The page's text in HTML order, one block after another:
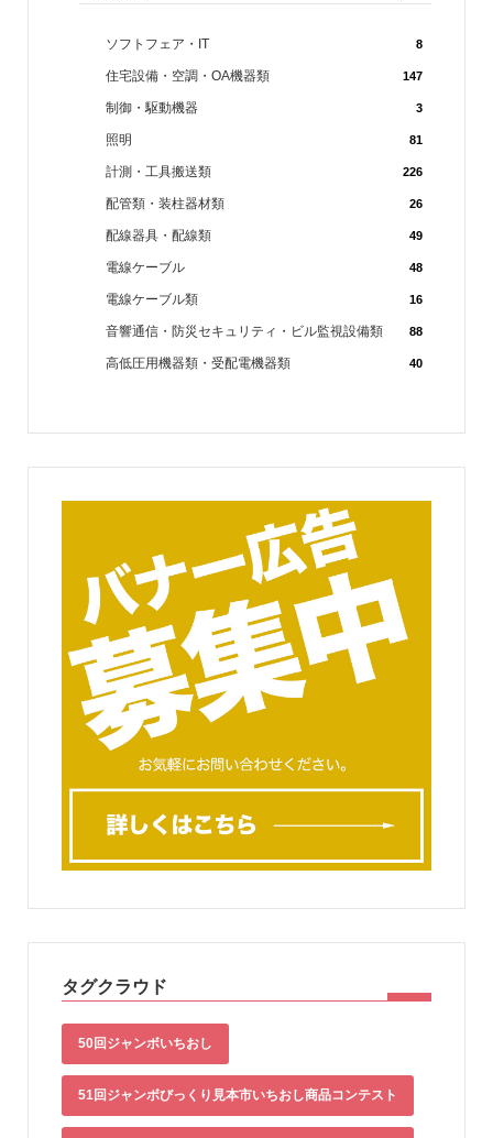
ソフトフェア・IT 8
住宅設備・空調・OA機器類 147
制御・駆動機器 3
照明 81
計測・工具搬送類 226
配管類・装柱器材類 26
配線器具・配線類 49
電線ケーブル 48
電線ケーブル類 16
音響通信・防災セキュリティ・ビル監視設備類 88
高低圧用機器類・受配電機器類 40
タグクラウド
50回ジャンボいちおし
51回ジャンボびっくり見本市いちおし商品コンテスト